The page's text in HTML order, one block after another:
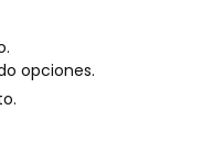
opciones.